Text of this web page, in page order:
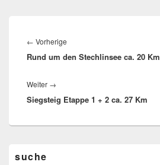
← Vorherige
Beitrag:
Rund um den Stechlinsee ca. 20 Km
Weiter →
Beitrag:
Siegsteig Etappe 1 + 2 ca. 27 Km
Seitenleisten-
suche